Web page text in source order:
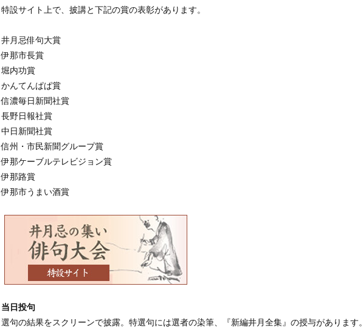
特設サイト上で、披講と下記の賞の表彰があります。
井月忌俳句大賞
伊那市長賞
堀内功賞
かんてんぱぱ賞
信濃毎日新聞社賞
長野日報社賞
中日新聞社賞
信州・市民新聞グループ賞
伊那ケーブルテレビジョン賞
伊那路賞
伊那市うまい酒賞
当日投句
選句の結果をスクリーンで披露。特選句には選者の染筆、『新編井月全集』の授与があります。